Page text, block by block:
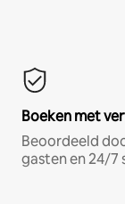
Boeken met
Beoordeeld
gasten en 24/7